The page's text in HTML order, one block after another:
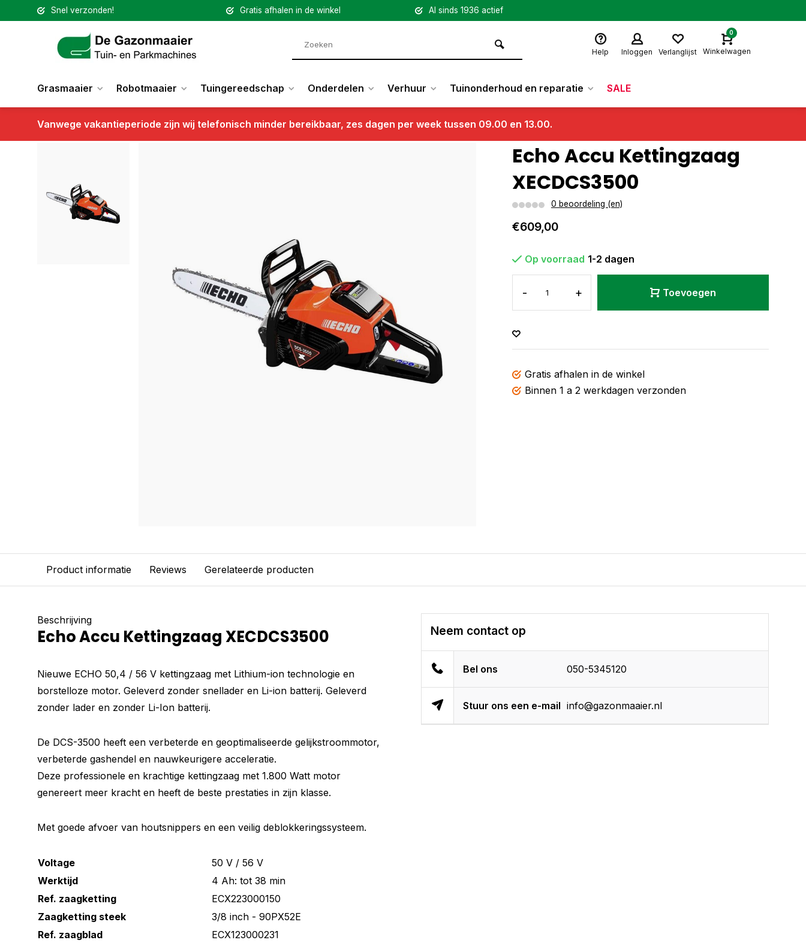
Snel verzonden! Gratis afhalen in de winkel Al sinds 1936 actief
Help Inloggen Verlanglijst
0
Winkelwagen
Grasmaaier Robotmaaier Tuingereedschap Onderdelen Verhuur Tuinonderhoud en reparatie SALE
Vanwege vakantieperiode zijn wij telefonisch minder bereikbaar, zes dagen per week tussen 09.00 en 13.00.
Terug Echo Accu Kettingzaag XECDCS3500
Echo Accu Kettingzaag
XECDCS3500
0 beoordeling (en)
€609,00
Op voorraad 1-2 dagen
- + Toevoegen
Gratis afhalen in de winkel
Binnen 1 a 2 werkdagen verzonden
Product informatie Reviews Gerelateerde producten
Beschrijving
Echo Accu Kettingzaag XECDCS3500
Nieuwe ECHO 50,4 / 56 V kettingzaag met Lithium-ion technologie en
borstelloze motor. Geleverd zonder snellader en Li-ion batterij. Geleverd
zonder lader en zonder Li-Ion batterij.
De DCS-3500 heeft een verbeterde en geoptimaliseerde gelijkstroommotor,
verbeterde gashendel en nauwkeurigere acceleratie.
Deze professionele en krachtige kettingzaag met 1.800 Watt motor
genereert meer kracht en heeft de beste prestaties in zijn klasse.
Met goede afvoer van houtsnippers en een veilig deblokkeringssysteem.
Voltage
50 V / 56 V
Werktijd
4 Ah: tot 38 min
Ref. zaagketting
ECX223000150
Zaagketting steek
3/8 inch - 90PX52E
Ref. zaagblad
ECX123000231
Neem contact op
Bel ons 050-5345120
Stuur ons een e-mail info@gazonmaaier.nl